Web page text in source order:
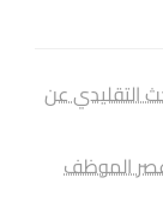
التقليدي عن
عصر الموظف